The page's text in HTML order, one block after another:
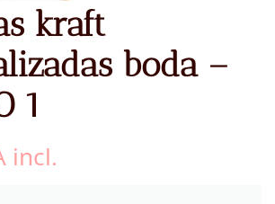
kraft
boda –
1
incl.